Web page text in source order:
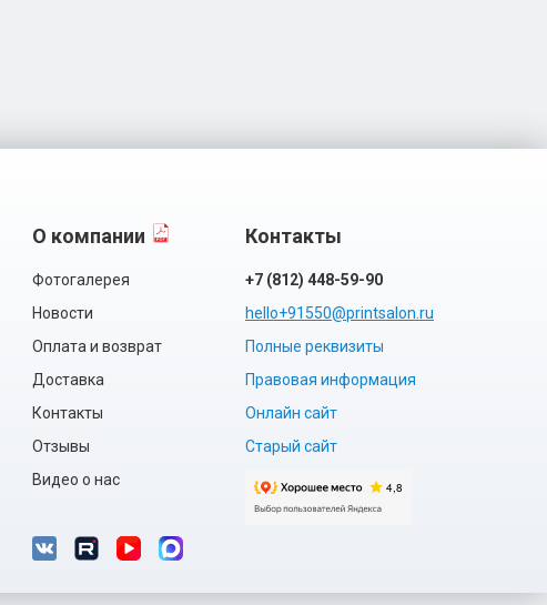
О компании
Фотогалерея
Новости
Оплата и возврат
Доставка
Контакты
Отзывы
Видео о нас
Контакты
+7 (812) 448-59-90
hello+91550@printsalon.ru
Полные реквизиты
Правовая информация
Онлайн сайт
Старый сайт